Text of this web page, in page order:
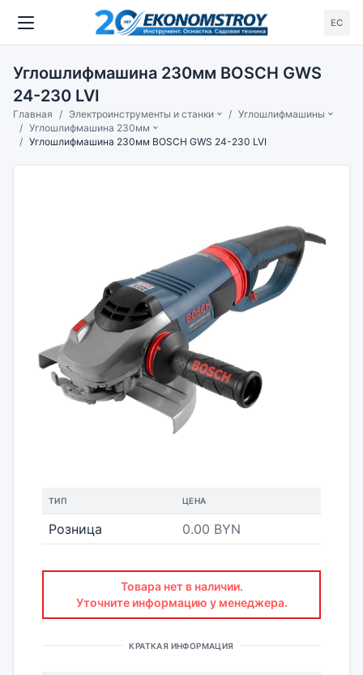
ЕС
Углошлифмашина 230мм BOSCH GWS
24-230 LVI
Главная Электроинструменты и станки
Углошлифмашины
Углошлифмашина 230мм
Углошлифмашина 230мм BOSCH GWS 24-230 LVI
ТИП ЦЕНА
Розница 0.00 BYN
Товара нет в наличии.
Уточните информацию у менеджера.
КРАТКАЯ ИНФОРМАЦИЯ